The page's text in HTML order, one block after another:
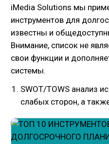
iMedia Solutions мы
инструментов для
известны и
Внимание, список не
свои функции и
системы.
SWOT/TOWS анализ
слабых сторон, а